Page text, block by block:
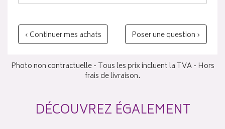
‹ Continuer mes achats Poser une question ›
Photo non contractuelle - Tous les prix incluent la TVA - Hors
frais de livraison.
DÉCOUVREZ ÉGALEMENT